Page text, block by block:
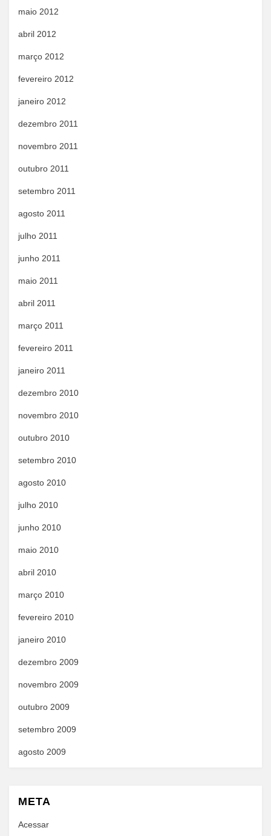
maio 2012
abril 2012
março 2012
fevereiro 2012
janeiro 2012
dezembro 2011
novembro 2011
outubro 2011
setembro 2011
agosto 2011
julho 2011
junho 2011
maio 2011
abril 2011
março 2011
fevereiro 2011
janeiro 2011
dezembro 2010
novembro 2010
outubro 2010
setembro 2010
agosto 2010
julho 2010
junho 2010
maio 2010
abril 2010
março 2010
fevereiro 2010
janeiro 2010
dezembro 2009
novembro 2009
outubro 2009
setembro 2009
agosto 2009
META
Acessar